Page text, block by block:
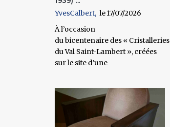
YvesCalbert
17/07/2026
À l’occasion
du bicentenaire des « Cristalleries
du Val Saint-Lambert », créées
sur le site d’une